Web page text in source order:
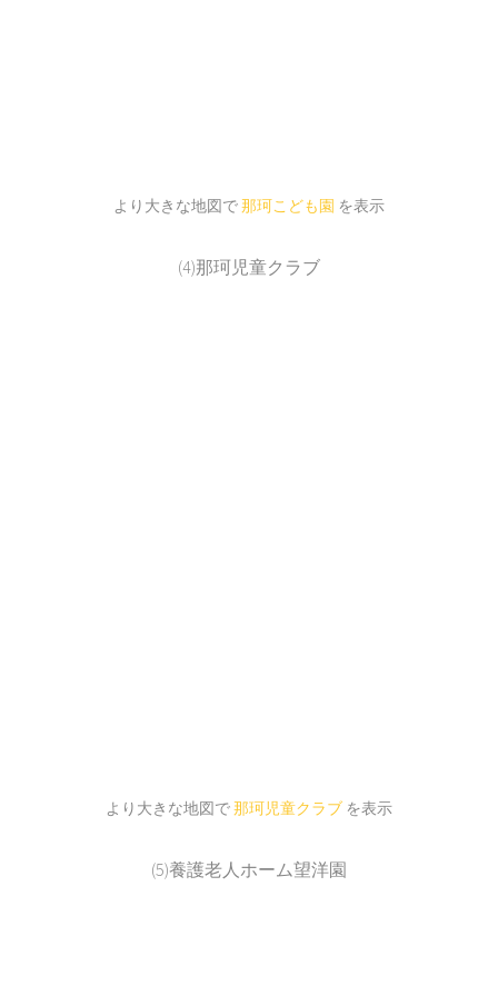
より大きな地図で那珂こども園 を表示
(4)那珂児童クラブ
より大きな地図で那珂児童クラブ を表示
(5)養護老人ホーム望洋園